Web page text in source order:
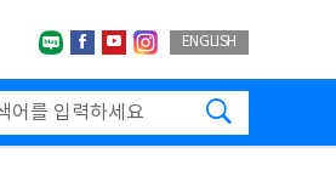
네이버블로그
페이스북
유투브인스타그랩
ENGLISH